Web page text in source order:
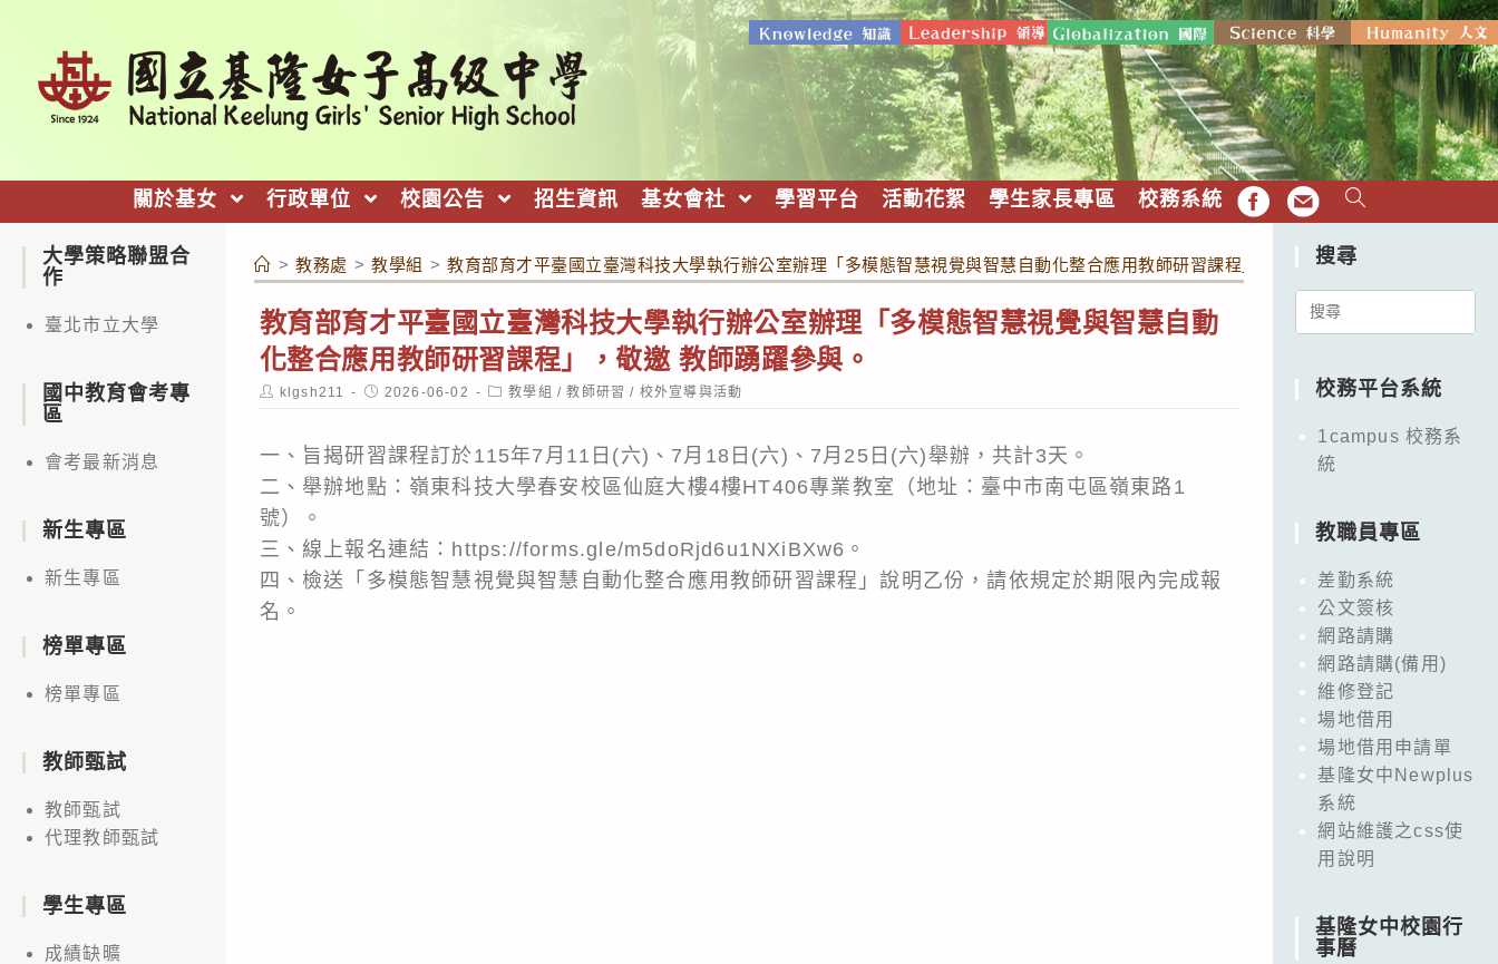
關於基女 行政單位 校園公告 招生資訊 基女會社 學習平台 活動花絮 學生家長專區 校務系統 FB EMAIL
> 教務處 > 教學組 > 教育部育才平臺國立臺灣科技大學執行辦公室辦理「多模態智慧視覺與智慧自動化整合應用教師研習課程」，敬邀 教師踴躍參與。
教育部育才平臺國立臺灣科技大學執行辦公室辦理「多模態智慧視覺與智慧自動
化整合應用教師研習課程」，敬邀 教師踴躍參與。
Post
author:
klgsh211
Post
published:
2026-06-02
Post
category:
教學組 / 教師研習 / 校外宣導與活動
一、旨揭研習課程訂於115年7月11日(六)、7月18日(六)、7月25日(六)舉辦，共計3天。
二、舉辦地點：嶺東科技大學春安校區仙庭大樓4樓HT406專業教室（地址：臺中市南屯區嶺東路1
號）。
三、線上報名連結：https://forms.gle/m5doRjd6u1NXiBXw6。
四、檢送「多模態智慧視覺與智慧自動化整合應用教師研習課程」說明乙份，請依規定於期限內完成報
名。
大學策略聯盟合
作
臺北市立大學
國中教育會考專
區
會考最新消息
新生專區
新生專區
榜單專區
榜單專區
教師甄試
教師甄試
代理教師甄試
學生專區
成績缺曠
搜尋
Search
校務平台系統
1campus 校務系
統
教職員專區
差勤系統
公文簽核
網路請購
網路請購(備用)
維修登記
場地借用
場地借用申請單
基隆女中Newplus
系統
網站維護之css使
用說明
基隆女中校園行
事曆